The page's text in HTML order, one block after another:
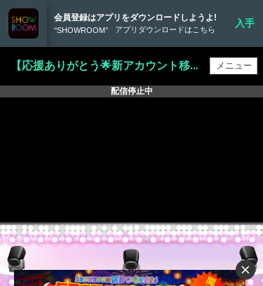
会員登録はアプリをダウンロードしようよ!
‘‘SHOWROOM’’ アプリダウンロードはこちら
入手
【応援ありがとう🌟新アカウント移行】おるのお部屋
配信停止中